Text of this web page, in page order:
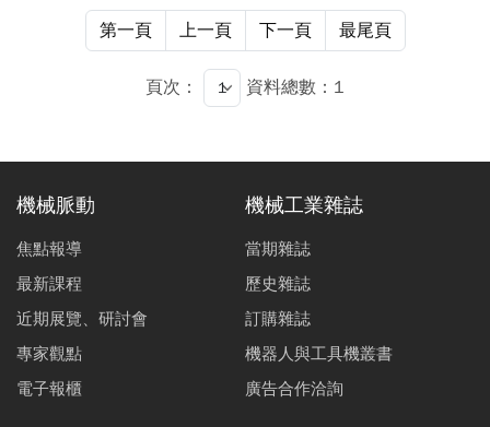
成，它們透過網際網路相互通訊及與中央控制系統通訊，
此種連結能夠實現生產流程的即時監控、分析及優化。
第一頁 上一頁 下一頁 最尾頁
頁次： 資料總數：1
機械脈動
焦點報導
最新課程
近期展覽、研討會
專家觀點
電子報櫃
機械工業雜誌
當期雜誌
歷史雜誌
訂購雜誌
機器人與工具機叢書
廣告合作洽詢